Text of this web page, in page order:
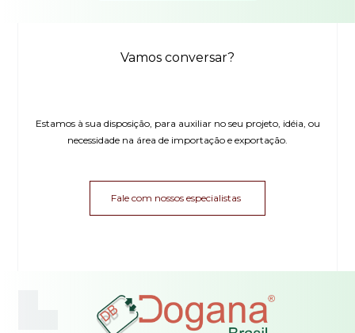
Vamos conversar?
Estamos à sua disposição, para auxiliar no seu projeto, idéia, ou
necessidade na área de importação e exportação.
Fale com nossos especialistas